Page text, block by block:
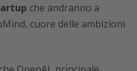
che andranno a
cuore delle ambizioni